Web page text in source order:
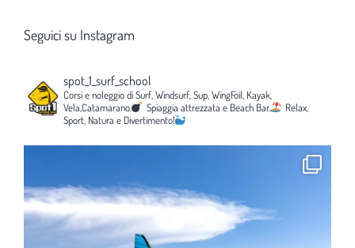
Seguici su Instagram
spot_1_surf_school
Corsi e noleggio di Surf, Windsurf, Sup, WingFoil, Kayak,
Vela,Catamarano.
Spiaggia attrezzata e Beach Bar.
Relax,
Sport, Natura e Divertimento!